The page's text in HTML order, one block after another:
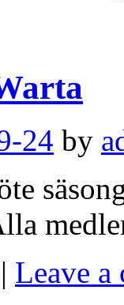
24 by
| Leave a